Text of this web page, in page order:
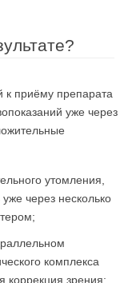
к приёму препарата
уже через
утомления,
через несколько
комплекса
коррекция зрения;